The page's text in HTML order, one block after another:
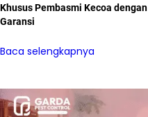
Khusus Pembasmi Kecoa dengan
Garansi
Baca selengkapnya